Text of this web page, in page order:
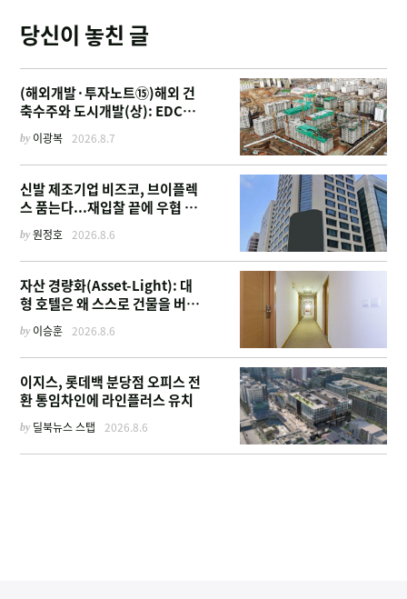
당신이 놓친 글
(해외개발·투자노트⑮)해외 건
축수주와 도시개발(상): EDCF
부터 계열사 진출 위한 복합시설
까지
by 이광복 2026.8.7
신발 제조기업 비즈코, 브이플렉
스 품는다...재입찰 끝에 우협 선
by원정호 2026.8.6
자산 경량화(Asset-Light): 대
형 호텔은 왜 스스로 건물을 버리
고 '이름'만 팔기 시작했을까
by 이승훈 2026.8.6
이지스, 롯데백 분당점 오피스 전
환 통임차인에 라인플러스 유치
by 딜북뉴스 스탭 2026.8.6